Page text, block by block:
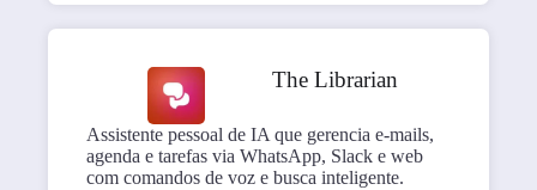
The Librarian
Assistente pessoal de IA que gerencia e-mails,
agenda e tarefas via WhatsApp, Slack e web
com comandos de voz e busca inteligente.